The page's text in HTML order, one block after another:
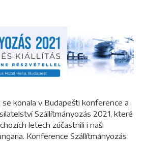
se konala v Budapešti konference a
Szállítmányozás 2021, které
letech zúčastnili i naši
Konference Szállítmányozás